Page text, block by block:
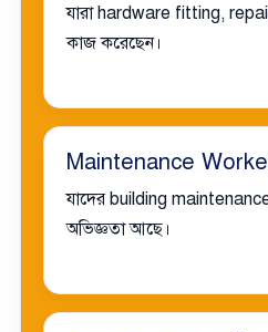
যারা hardware fitting,
কাজ করেছেন।
Maintenance
যাদের building
অভিজ্ঞতা আছে।